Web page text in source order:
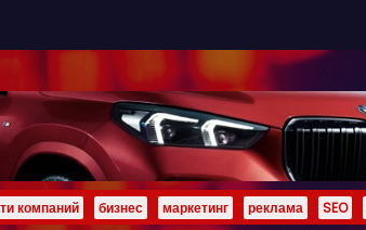
компаний бизнес маркетинг реклама SEO